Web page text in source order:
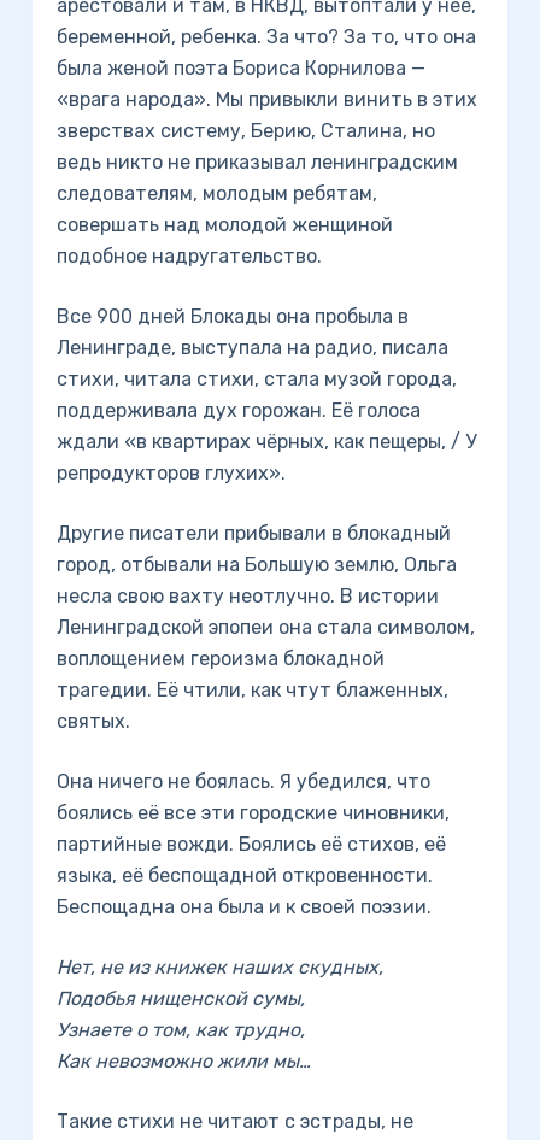
арестовали и там, в НКВД, вытоптали у неё,
беременной, ребенка. За что? За то, что она
была женой поэта Бориса Корнилова —
«врага народа». Мы привыкли винить в этих
зверствах систему, Берию, Сталина, но
ведь никто не приказывал ленинградским
следователям, молодым ребятам,
совершать над молодой женщиной
подобное надругательство.
Все 900 дней Блокады она пробыла в
Ленинграде, выступала на радио, писала
стихи, читала стихи, стала музой города,
поддерживала дух горожан. Её голоса
ждали «в квартирах чёрных, как пещеры, / У
репродукторов глухих».
Другие писатели прибывали в блокадный
город, отбывали на Большую землю, Ольга
несла свою вахту неотлучно. В истории
Ленинградской эпопеи она стала символом,
воплощением героизма блокадной
трагедии. Её чтили, как чтут блаженных,
святых.
Она ничего не боялась. Я убедился, что
боялись её все эти городские чиновники,
партийные вожди. Боялись её стихов, её
языка, её беспощадной откровенности.
Беспощадна она была и к своей поэзии.
Нет, не из книжек наших скудных,
Подобья нищенской сумы,
Узнаете о том, как трудно,
Как невозможно жили мы…
Такие стихи не читают с эстрады, не